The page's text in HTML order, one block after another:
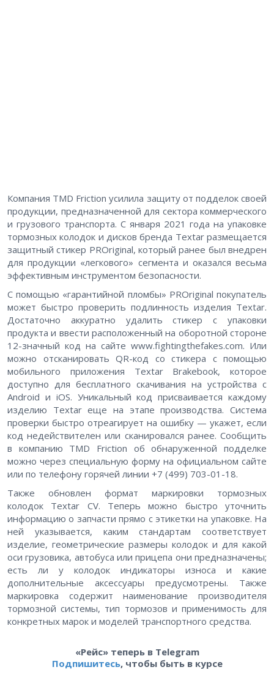
Компания TMD Friction усилила защиту от подделок своей
продукции, предназначенной для сектора коммерческого
и грузового транспорта. С января 2021 года на упаковке
тормозных колодок и дисков бренда Textarразмещается
защитный стикер PROriginal, который ранее был внедрен
для продукции «легкового» сегмента и оказался весьма
эффективным инструментом безопасности.
С помощью «гарантийной пломбы» PROriginal покупатель
может быстро проверить подлинность изделия Textar.
Достаточно аккуратно удалить стикер с упаковки
продукта и ввести расположенный на оборотной стороне
12-значный код на сайте www.fightingthefakes.com. Или
можно отсканировать QR-код со стикера с помощью
мобильного приложения Textar Brakebook, которое
доступно для бесплатного скачивания на устройства с
Android и iOS. Уникальный код присваивается каждому
изделию Textar еще на этапе производства. Система
проверки быстро отреагирует на ошибку — укажет, если
код недействителен или сканировался ранее. Сообщить
в компанию TMD Friction об обнаруженной подделке
можно через специальную форму на официальном сайте
или по телефону горячей линии +7 (499) 703-01-18.
Также обновлен формат маркировки тормозных
колодок Textar CV. Теперь можно быстро уточнить
информацию о запчасти прямо с этикетки на упаковке. На
ней указывается, каким стандартам соответствует
изделие, геометрические размеры колодок и для какой
оси грузовика, автобуса или прицепа они предназначены;
есть ли у колодок индикаторы износа и какие
дополнительные аксессуары предусмотрены. Также
маркировка содержит наименование производителя
тормозной системы, тип тормозов и применимость для
конкретных марок и моделей транспортного средства.
«Рейс» теперь в Telegram
Подпишитесь, чтобы быть в курсе